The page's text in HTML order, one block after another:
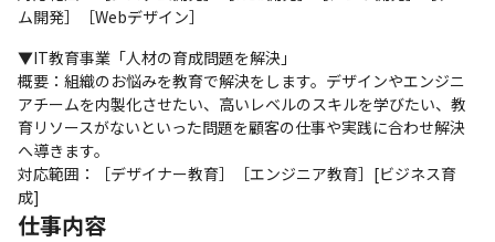
ム開発］［Webデザイン］
▼IT教育事業「人材の育成問題を解決」
概要：組織のお悩みを教育で解決をします。デザインやエンジニ
アチームを内製化させたい、高いレベルのスキルを学びたい、教
育リソースがないといった問題を顧客の仕事や実践に合わせ解決
へ導きます。
対応範囲：［デザイナー教育］［エンジニア教育］[ビジネス育
成]
仕事内容